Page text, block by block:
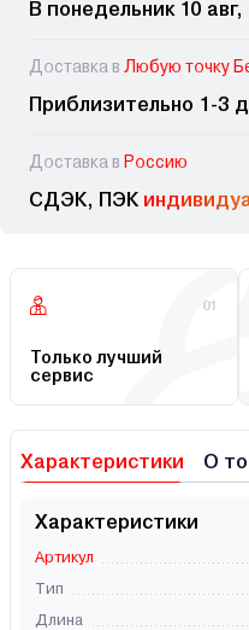
В понедельник 10 авг,
Доставка в Любую точку
Приблизительно 1-3
Доставка в Россию
СДЭК, ПЭК
01
Только лучший
сервис
Характеристики О
Характеристики
Артикул
Тип
Длина